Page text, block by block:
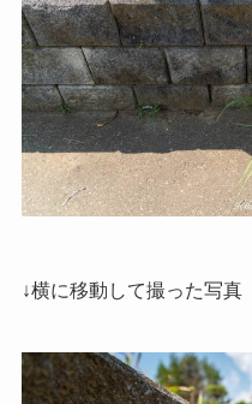
↓横に移動して撮った写真